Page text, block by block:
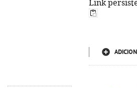
Link